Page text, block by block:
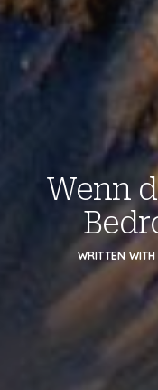
Wenn
WRITTEN